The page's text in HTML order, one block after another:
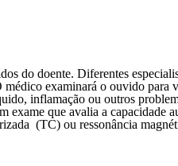
do doente. Diferentes
examinará o ouvido
inflamação ou outros
que avalia a
(TC) ou ressonância